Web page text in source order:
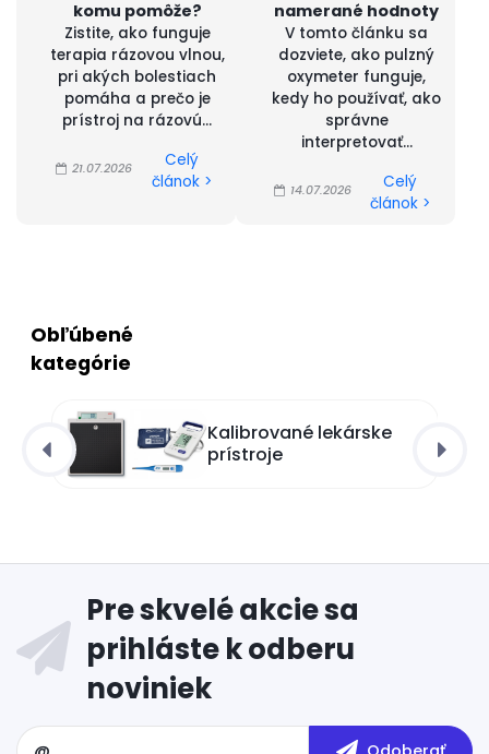
komu pomôže?
21.07.2026
Zistite, ako funguje
terapia rázovou vlnou,
pri akých bolestiach
pomáha a prečo je
prístroj na rázovú...
Celý
článok >
namerané hodnoty
14.07.2026
V tomto článku sa
dozviete, ako pulzný
oxymeter funguje,
kedy ho používať, ako
správne
interpretovať...
Celý
článok >
Obľúbené
kategórie
Kalibrované lekárske
prístroje